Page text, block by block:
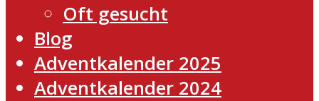
Oft gesucht
Blog
Adventkalender 2025
Adventkalender 2024